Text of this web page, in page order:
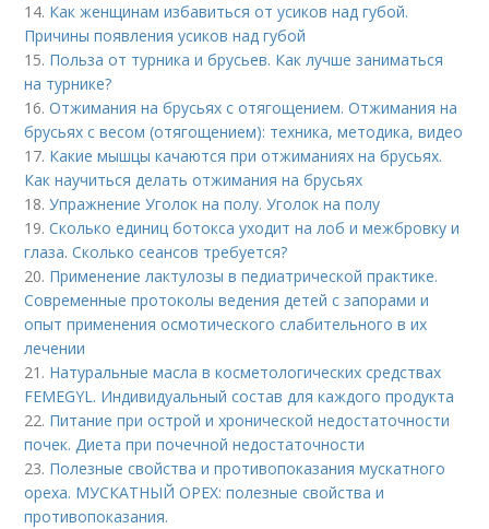
14. Как женщинам избавиться от усиков над губой.
Причины появления усиков над губой
15. Польза от турника и брусьев. Как лучше заниматься
на турнике?
16.Отжимания на брусьях с отягощением. Отжимания на
брусьях с весом (отягощением): техника, методика, видео
17. Какие мышцы качаются при отжиманиях на брусьях.
Как научиться делать отжимания на брусьях
18.Упражнение Уголок на полу. Уголок на полу
19.Сколько единиц ботокса уходит на лоб и межбровку и
глаза. Сколько сеансов требуется?
20. Применение лактулозы в педиатрической практике.
Современные протоколы ведения детей с запорами и
опыт применения осмотического слабительного в их
лечении
21. Натуральные масла в косметологических средствах
FEMEGYL. Индивидуальный состав для каждого продукта
22. Питание при острой и хронической недостаточности
почек. Диета при почечной недостаточности
23. Полезные свойства и противопоказания мускатного
ореха. МУСКАТНЫЙ ОРЕХ: полезные свойства и
противопоказания.